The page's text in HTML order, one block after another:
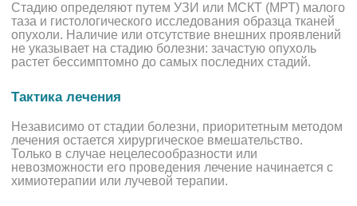
Стадию определяют путем УЗИ или МСКТ (МРТ) малого
таза и гистологического исследования образца тканей
опухоли. Наличие или отсутствие внешних проявлений
не указывает на стадию болезни: зачастую опухоль
растет бессимптомно до самых последних стадий.
Тактика лечения
Независимо от стадии болезни, приоритетным методом
лечения остается хирургическое вмешательство.
Только в случае нецелесообразности или
невозможности его проведения лечение начинается с
химиотерапии или лучевой терапии.